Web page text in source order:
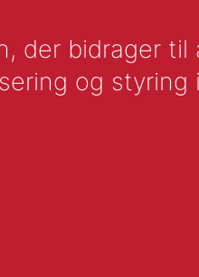
der bidrager til
og styring